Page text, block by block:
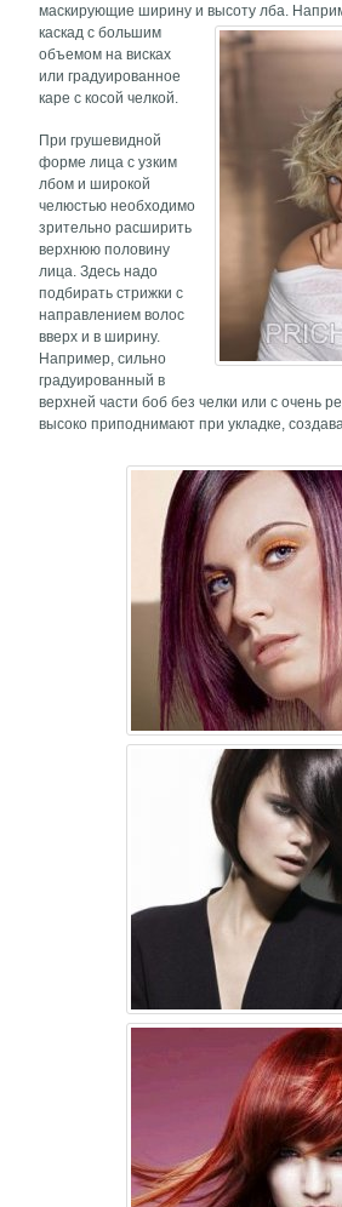
маскирующие ширину и высоту лба.
каскад с большим
объемом на висках
или градуированное
каре с косой челкой.
При грушевидной
форме лица с узким
лбом и широкой
челюстью необходимо
зрительно расширить
верхнюю половину
лица. Здесь надо
подбирать стрижки с
направлением волос
вверх и в ширину.
Например, сильно
градуированный в
верхней части боб без челки или с очень
высоко приподнимают при укладке,